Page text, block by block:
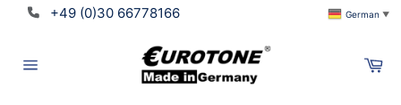
Direkt
+49 (0)30 66778166 German ▼